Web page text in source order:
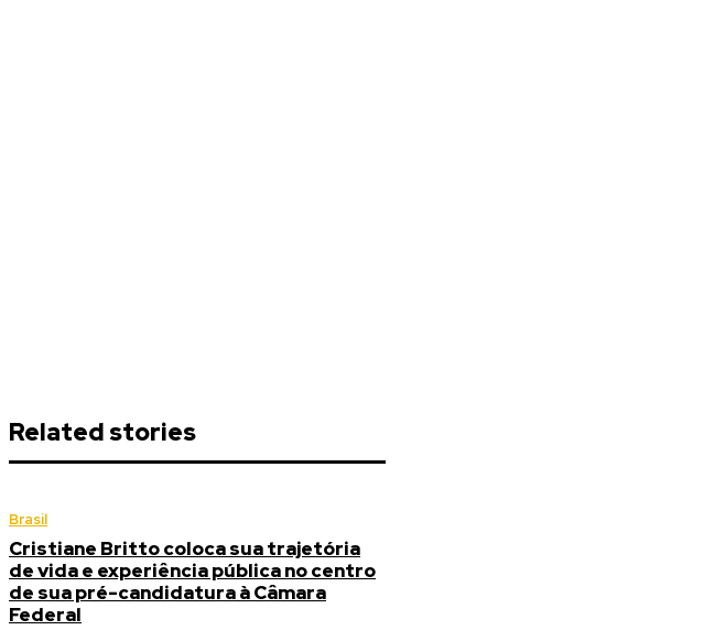
Related stories
Brasil
Cristiane Britto coloca sua trajetória
de vida e experiência pública no centro
de sua pré-candidatura à Câmara
Federal